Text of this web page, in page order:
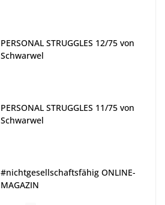
PERSONAL STRUGGLES 12/75 von
Schwarwel
PERSONAL STRUGGLES 11/75 von
Schwarwel
#nichtgesellschaftsfähig ONLINE-
MAGAZIN